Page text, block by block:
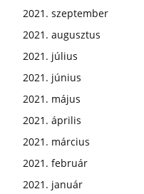
2021. szeptember
2021. augusztus
2021. július
2021. június
2021. május
2021. április
2021. március
2021. február
2021. január